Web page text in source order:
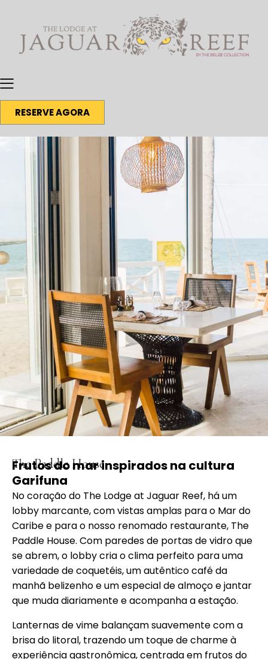
RESERVE AGORA
The Paddle House
Frutos do mar inspirados na cultura
Garifuna
No coração do The Lodge at Jaguar Reef, há um
lobby marcante, com vistas amplas para o Mar do
Caribe e para o nosso renomado restaurante, The
Paddle House. Com paredes de portas de vidro que
se abrem, o lobby cria o clima perfeito para uma
variedade de coquetéis, um autêntico café da
manhã belizenho e um especial de almoço e jantar
que muda diariamente e acompanha a estação.
Lanternas de vime balançam suavemente com a
brisa do litoral, trazendo um toque de charme à
experiência gastronômica, centrada em frutos do